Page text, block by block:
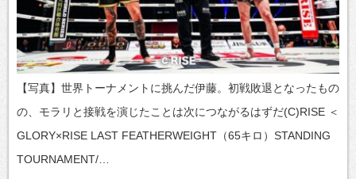
【写真】世界トーナメントに挑んだ伊藤。初戦敗退となったもの
の、モラリと接戦を演じたことは次につながるはずだ(C)RISE ＜
GLORY×RISE LAST FEATHERWEIGHT（65キロ）STANDING
TOURNAMENT/…